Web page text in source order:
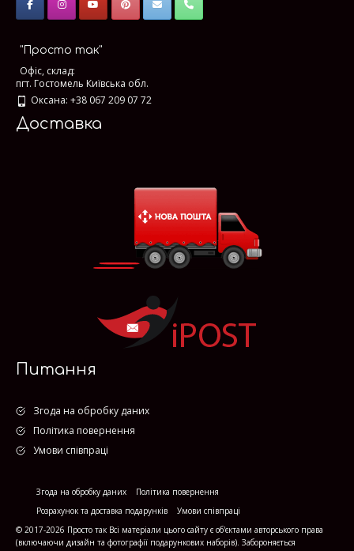
"Просто так"
Офіс, склад:
пгт. Гостомель Київська обл.
Оксана: +38 067 209 07 72
Доставка
Питання
Згода на обробку даних
Політика повернення
Умови співпраці
Згода на обробку даних
Політика повернення
Розрахунок та доставка подарунків
Умови співпраці
© 2017-2026 Просто так Всі матеріали цього сайту є об'єктами авторського права
(включаючи дизайн та фотографії подарункових наборів). Забороняється